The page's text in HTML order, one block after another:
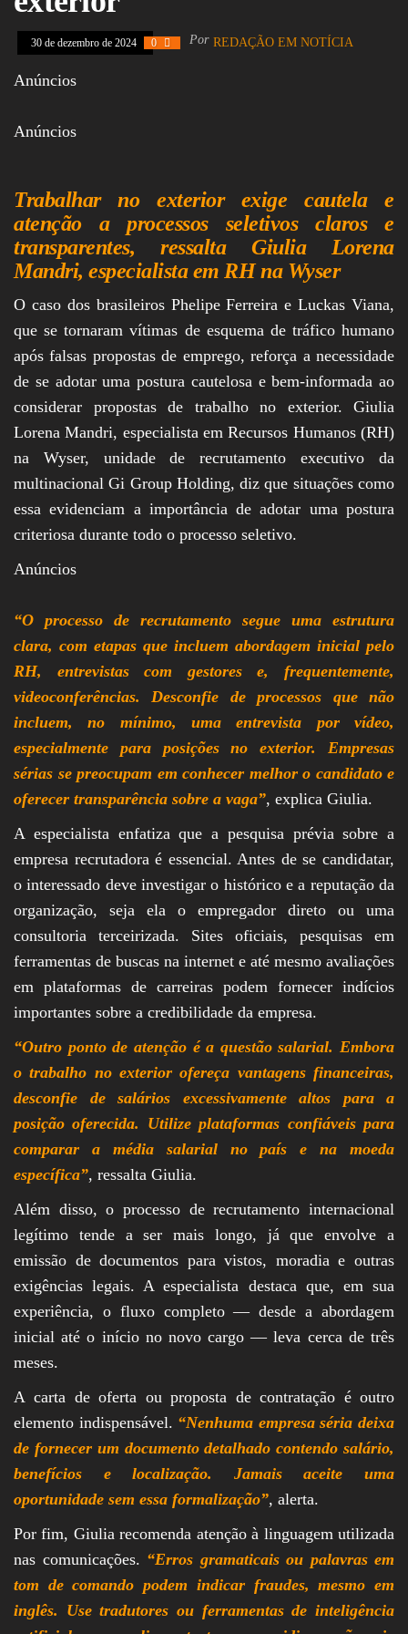
Senado, São Paulo,
Emprego,
Empreendedorismo,
Negócios,
Oportunidades,
30 de dezembro de 2024 0 Por REDAÇÃO EM NOTÍCIA
Anúncios
Anúncios
Trabalhar no exterior exige cautela e
atenção a processos seletivos claros e
transparentes, ressalta Giulia Lorena
Mandri, especialista em RH na Wyser
O caso dos brasileiros Phelipe Ferreira e Luckas Viana,
que se tornaram vítimas de esquema de tráfico humano
após falsas propostas de emprego, reforça a necessidade
de se adotar uma postura cautelosa e bem-informada ao
considerar propostas de trabalho no exterior. Giulia
Lorena Mandri, especialista em Recursos Humanos (RH)
na Wyser, unidade de recrutamento executivo da
multinacional Gi Group Holding, diz que situações como
essa evidenciam a importância de adotar uma postura
criteriosa durante todo o processo seletivo.
Anúncios
“O processo de recrutamento segue uma estrutura
clara, com etapas que incluem abordagem inicial pelo
RH, entrevistas com gestores e, frequentemente,
videoconferências. Desconfie de processos que não
incluem, no mínimo, uma entrevista por vídeo,
especialmente para posições no exterior. Empresas
sérias se preocupam em conhecer melhor o candidato e
oferecer transparência sobre a vaga”, explica Giulia.
A especialista enfatiza que a pesquisa prévia sobre a
empresa recrutadora é essencial. Antes de se candidatar,
o interessado deve investigar o histórico e a reputação da
organização, seja ela o empregador direto ou uma
consultoria terceirizada. Sites oficiais, pesquisas em
ferramentas de buscas na internet e até mesmo avaliações
em plataformas de carreiras podem fornecer indícios
importantes sobre a credibilidade da empresa.
“Outro ponto de atenção é a questão salarial. Embora
o trabalho no exterior ofereça vantagens financeiras,
desconfie de salários excessivamente altos para a
posição oferecida. Utilize plataformas confiáveis para
comparar a média salarial no país e na moeda
específica”, ressalta Giulia.
Além disso, o processo de recrutamento internacional
legítimo tende a ser mais longo, já que envolve a
emissão de documentos para vistos, moradia e outras
exigências legais. A especialista destaca que, em sua
experiência, o fluxo completo — desde a abordagem
inicial até o início no novo cargo — leva cerca de três
meses.
A carta de oferta ou proposta de contratação é outro
elemento indispensável. “Nenhuma empresa séria deixa
de fornecer um documento detalhado contendo salário,
benefícios e localização. Jamais aceite uma
oportunidade sem essa formalização”, alerta.
Por fim, Giulia recomenda atenção à linguagem utilizada
nas comunicações. “Erros gramaticais ou palavras em
tom de comando podem indicar fraudes, mesmo em
inglês. Use tradutores ou ferramentas de inteligência